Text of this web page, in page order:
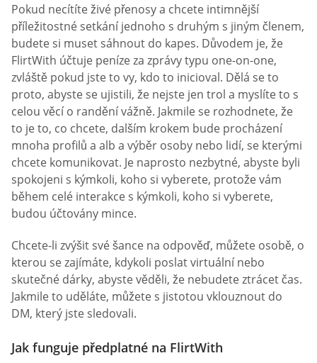
Pokud necítíte živé přenosy a chcete intimnější
příležitostné setkání jednoho s druhým s jiným členem,
budete si muset sáhnout do kapes. Důvodem je, že
FlirtWith účtuje peníze za zprávy typu one-on-one,
zvláště pokud jste to vy, kdo to inicioval. Dělá se to
proto, abyste se ujistili, že nejste jen trol a myslíte to s
celou věcí o randění vážně. Jakmile se rozhodnete, že
to je to, co chcete, dalším krokem bude procházení
mnoha profilů a alb a výběr osoby nebo lidí, se kterými
chcete komunikovat. Je naprosto nezbytné, abyste byli
spokojeni s kýmkoli, koho si vyberete, protože vám
během celé interakce s kýmkoli, koho si vyberete,
budou účtovány mince.
Chcete-li zvýšit své šance na odpověď, můžete osobě, o
kterou se zajímáte, kdykoli poslat virtuální nebo
skutečné dárky, abyste věděli, že nebudete ztrácet čas.
Jakmile to uděláte, můžete s jistotou vklouznout do
DM, který jste sledovali.
Jak funguje předplatné na FlirtWith